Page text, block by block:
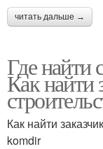
читать дальше →
Где найти
Как найти
Как найти
komdir